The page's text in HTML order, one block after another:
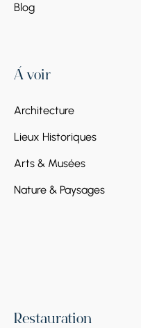
Blog
À voir
Architecture
Lieux Historiques
Arts & Musées
Nature & Paysages
Restauration